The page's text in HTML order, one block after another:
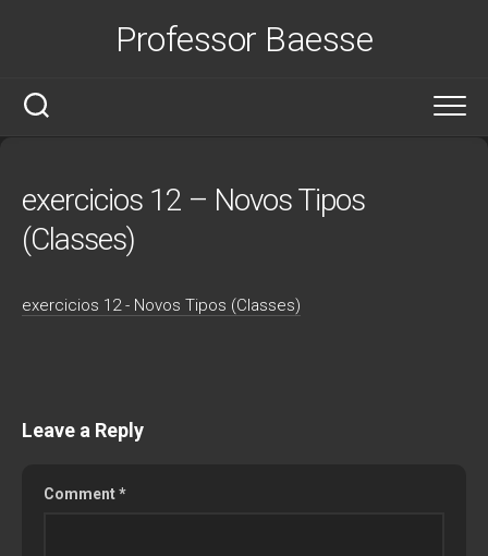
Professor Baesse
exercicios 12 – Novos Tipos
(Classes)
exercicios 12 - Novos Tipos (Classes)
Leave a Reply
Comment*